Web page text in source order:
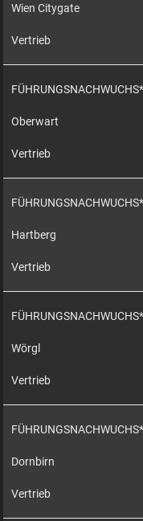
Wien Citygate
Vertrieb
FÜHRUNGSNACHWUCHS*
Oberwart
Vertrieb
FÜHRUNGSNACHWUCHS*
Hartberg
Vertrieb
FÜHRUNGSNACHWUCHS*
Wörgl
Vertrieb
FÜHRUNGSNACHWUCHS*
Dornbirn
Vertrieb